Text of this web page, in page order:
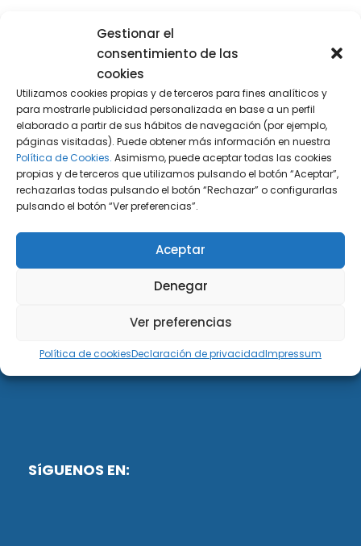
Gestionar el
consentimiento de las
cookies
Utilizamos cookies propias y de terceros para fines analíticos y
para mostrarle publicidad personalizada en base a un perfil
elaborado a partir de sus hábitos de navegación (por ejemplo,
páginas visitadas). Puede obtener más información en nuestra
Política de Cookies. Asimismo, puede aceptar todas las cookies
propias y de terceros que utilizamos pulsando el botón “Aceptar”,
rechazarlas todas pulsando el botón “Rechazar” o configurarlas
pulsando el botón “Ver preferencias”.
Aceptar
Denegar
Ver preferencias
Política de cookiesDeclaración de privacidadImpressum
Buscador de artículos
DiG ABOGADOS
DiG Abogados es un despacho de abogados
multidisciplinar especializado en las materias de
fiscalidad y mercantil. Llevamos más de 50 años al
SíGUENOS EN: